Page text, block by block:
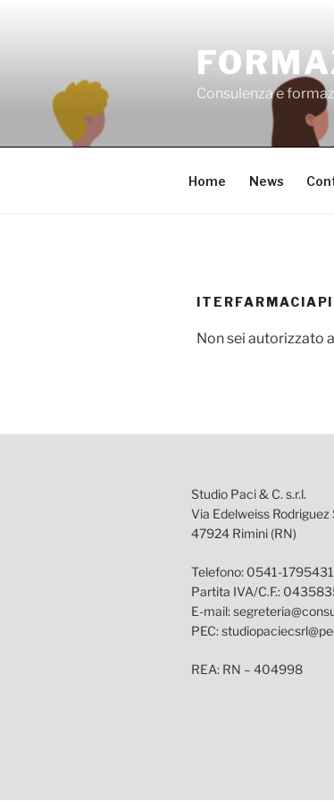
Consulenza e
Home News
Non sei autorizzato
Studio Paci & C. s.r.l.
Via Edelweiss Rodriguez
47924 Rimini (RN)
Telefono: 0541-
Partita IVA/C.F.:
E-mail:
PEC:
REA: RN – 404998